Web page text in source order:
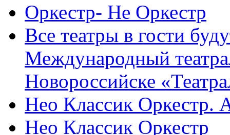
Оркестр- Не Оркестр
Все театры в гости
Международный
Новороссийске
Нео Классик Оркестр.
Нео Классик Оркестр